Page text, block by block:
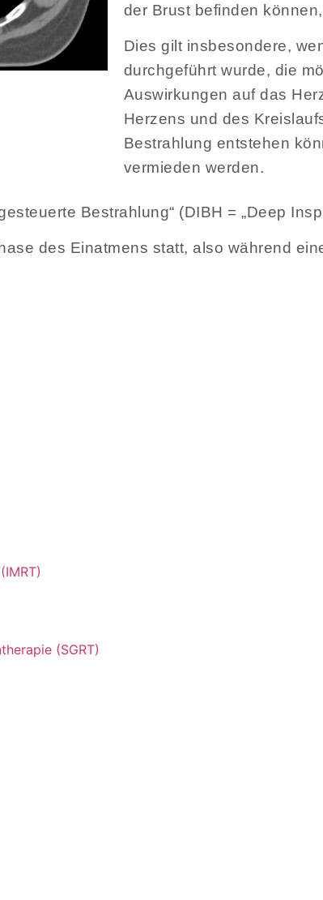
der Brust befinden
Dies gilt insbesondere,
durchgeführt wurde, die
Auswirkungen auf das
Herzens und des
Bestrahlung entstehen
vermieden werden.
Bestrahlung“ (DIBH = „Deep
des Einatmens statt, also während
(SGRT)